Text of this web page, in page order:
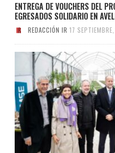
ENTREGA DE VOUCHERS DEL
EGRESADOS SOLIDARIO EN
REDACCIÓN IR 17